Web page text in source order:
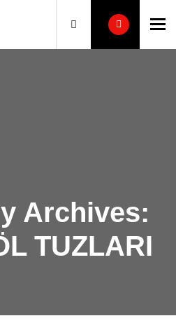
Archives:
TUZLARI